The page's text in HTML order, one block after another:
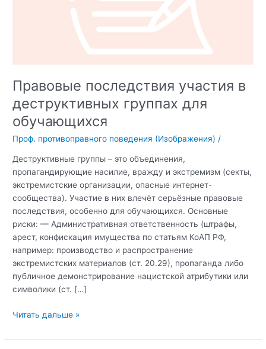
Правовые последствия участия в
деструктивных группах для
обучающихся
Проф. противоправного поведения (Изображения) /
Деструктивные группы – это объединения,
пропагандирующие насилие, вражду и экстремизм (секты,
экстремистские организации, опасные интернет-
сообщества). Участие в них влечёт серьёзные правовые
последствия, особенно для обучающихся. Основные
риски: — Административная ответственность (штрафы,
арест, конфискация имущества по статьям КоАП РФ,
например: производство и распространение
экстремистских материалов (ст. 20.29), пропаганда либо
публичное демонстрирование нацистской атрибутики или
символики (ст. […]
Правовые
участия
Читать дальше »